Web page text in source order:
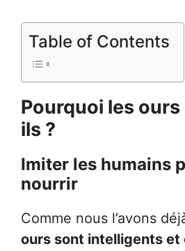
Table of Contents
Pourquoi les
ils ?
Imiter les humains
nourrir
Comme nous l’avons
ours sont intelligents et